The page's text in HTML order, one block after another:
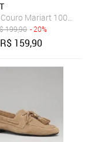
Mariart 100MRT
199,90 - 20%
R$ 159,90